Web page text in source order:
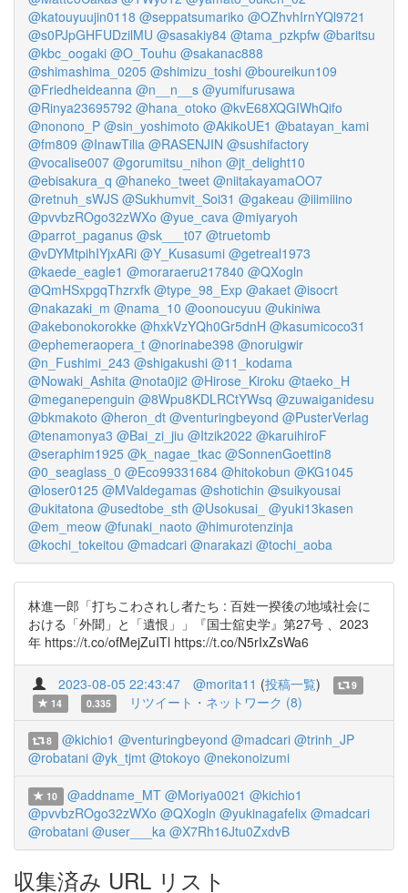
@katouyuujin0118 @seppatsumariko @OZhvhIrnYQl9721
@s0PJpGHFUDzilMU @sasakiy84 @tama_pzkpfw @baritsu
@kbc_oogaki @O_Touhu @sakanac888
@shimashima_0205 @shimizu_toshi @boureikun109
@Friedheideanna @n__n__s @yumifurusawa
@Rinya23695792 @hana_otoko @kvE68XQGIWhQifo
@nonono_P @sin_yoshimoto @AkikoUE1 @batayan_kami
@fm809 @InawTilia @RASENJIN @sushifactory
@vocalise007 @gorumitsu_nihon @jt_delight10
@ebisakura_q @haneko_tweet @niitakayamaOO7
@retnuh_sWJS @Sukhumvit_Soi31 @gakeau @iiimiiino
@pvvbzROgo32zWXo @yue_cava @miyaryoh
@parrot_paganus @sk___t07 @truetomb
@vDYMtpihIYjxARi @Y_Kusasumi @getreal1973
@kaede_eagle1 @moraraeru217840 @QXogln
@QmHSxpgqThzrxfk @type_98_Exp @akaet @isocrt
@nakazaki_m @nama_10 @oonoucyuu @ukiniwa
@akebonokorokke @hxkVzYQh0Gr5dnH @kasumicoco31
@ephemeraopera_t @norinabe398 @noruigwir
@n_Fushimi_243 @shigakushi @11_kodama
@Nowaki_Ashita @nota0ji2 @Hirose_Kiroku @taeko_H
@meganepenguin @8Wpu8KDLRCtYWsq @zuwaiganidesu
@bkmakoto @heron_dt @venturingbeyond @PusterVerlag
@tenamonya3 @Bai_zi_jiu @Itzik2022 @karuihiroF
@seraphim1925 @k_nagae_tkac @SonnenGoettin8
@0_seaglass_0 @Eco99331684 @hitokobun @KG1045
@loser0125 @MValdegamas @shotichin @suikyousai
@ukitatona @usedtobe_sth @Usokusai_ @yuki13kasen
@em_meow @funaki_naoto @himurotenzinja
@kochi_tokeitou @madcari @narakazi @tochi_aoba
林進一郎「打ちこわされし者たち : 百姓一揆後の地域社会に
おける「外聞」と「遺恨」」『国士舘史学』第27号 、2023
年 https://t.co/ofMejZuITl https://t.co/N5rIxZsWa6
2023-08-05 22:43:47 @morita11 (投稿一覧)
9
14
0.335 リツイート・ネットワーク (8)
8 @kichio1 @venturingbeyond @madcari @trinh_JP
@robatani @yk_tjmt @tokoyo @nekonoizumi
10 @addname_MT @Moriya0021 @kichio1
@pvvbzROgo32zWXo @QXogln @yukinagafelix @madcari
@robatani @user___ka @X7Rh16Jtu0ZxdvB
収集済み URL リスト